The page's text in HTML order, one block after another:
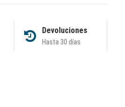
Devoluciones
Hasta 30 días